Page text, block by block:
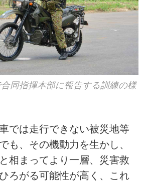
同指揮本部に報告する訓練の様
では走行できない被災地等
も、その機動力を生かし、
相まってより一層、災害救
ろがる可能性が高く、これ